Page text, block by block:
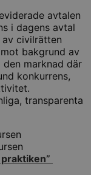
avtalen
i dagens avtal
civilrätten
bakgrund av
marknad där
konkurrens,
transparenta